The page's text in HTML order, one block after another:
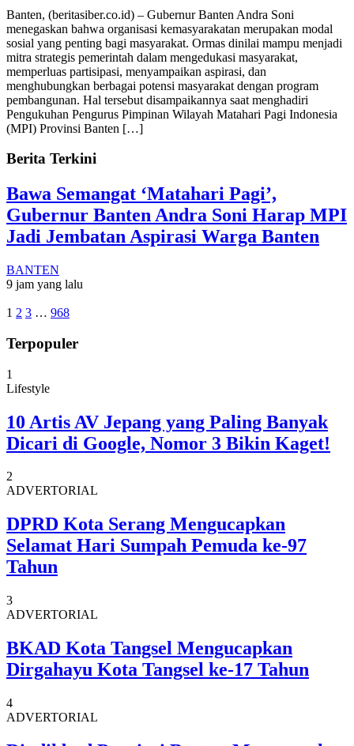
Banten, (beritasiber.co.id) – Gubernur Banten Andra Soni
menegaskan bahwa organisasi kemasyarakatan merupakan modal
sosial yang penting bagi masyarakat. Ormas dinilai mampu menjadi
mitra strategis pemerintah dalam mengedukasi masyarakat,
memperluas partisipasi, menyampaikan aspirasi, dan
menghubungkan berbagai potensi masyarakat dengan program
pembangunan. ​Hal tersebut disampaikannya saat menghadiri
Pengukuhan Pengurus Pimpinan Wilayah Matahari Pagi Indonesia
(MPI) Provinsi Banten […]
Berita Terkini
Bawa Semangat ‘Matahari Pagi’,
Gubernur Banten Andra Soni Harap MPI
Jadi Jembatan Aspirasi Warga Banten
BANTEN
9 jam yang lalu
1 2 3 … 968
Terpopuler
1
Lifestyle
10 Artis AV Jepang yang Paling Banyak
Dicari di Google, Nomor 3 Bikin Kaget!
2
ADVERTORIAL
DPRD Kota Serang Mengucapkan
Selamat Hari Sumpah Pemuda ke-97
Tahun
3
ADVERTORIAL
BKAD Kota Tangsel Mengucapkan
Dirgahayu Kota Tangsel ke-17 Tahun
4
ADVERTORIAL